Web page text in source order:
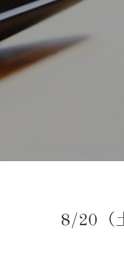
8/20（